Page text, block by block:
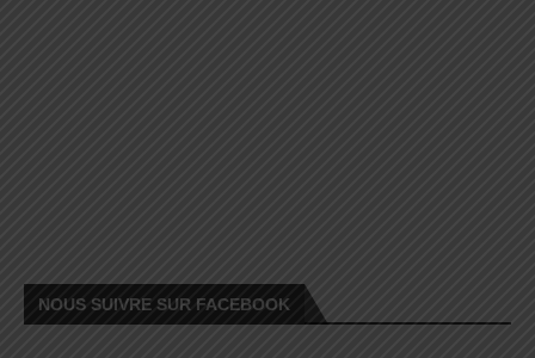
NOUS SUIVRE SUR FACEBOOK